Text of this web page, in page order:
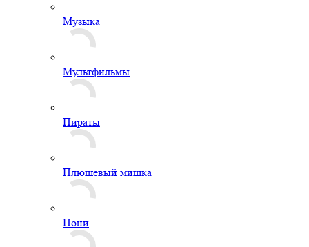
Музыка
Мультфильмы
Пираты
Плюшевый мишка
Пони